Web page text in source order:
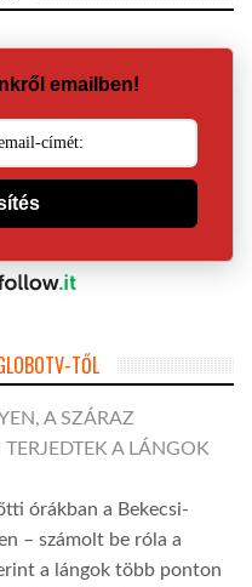
emailben!
TŐL
A SZÁRAZ
A LÁNGOK
órákban a Bekecsi-
– számolt be róla a
a lángok több ponton